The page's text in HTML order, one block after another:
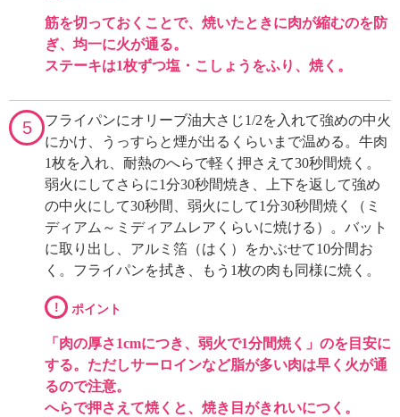
筋を切っておくことで、焼いたときに肉が縮むのを防
ぎ、均一に火が通る。
ステーキは1枚ずつ塩・こしょうをふり、焼く。
5
フライパンにオリーブ油大さじ1/2を入れて強めの中火
にかけ、うっすらと煙が出るくらいまで温める。牛肉
1枚を入れ、耐熱のへらで軽く押さえて30秒間焼く。
弱火にしてさらに1分30秒間焼き、上下を返して強め
の中火にして30秒間、弱火にして1分30秒間焼く（ミ
ディアム～ミディアムレアくらいに焼ける）。バット
に取り出し、アルミ箔（はく）をかぶせて10分間お
く。フライパンを拭き、もう1枚の肉も同様に焼く。
! ポイント
「肉の厚さ1cmにつき、弱火で1分間焼く」のを目安に
する。ただしサーロインなど脂が多い肉は早く火が通
るので注意。
へらで押さえて焼くと、焼き目がきれいにつく。